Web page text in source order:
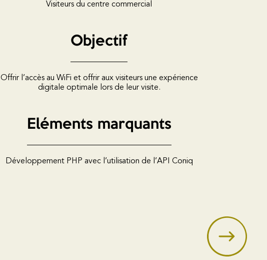
Visiteurs du centre commercial
Objectif
Offrir l’accès au WiFi et offrir aux visiteurs une expérience
digitale optimale lors de leur visite.
Eléments marquants
Développement PHP avec l’utilisation de l’API Coniq